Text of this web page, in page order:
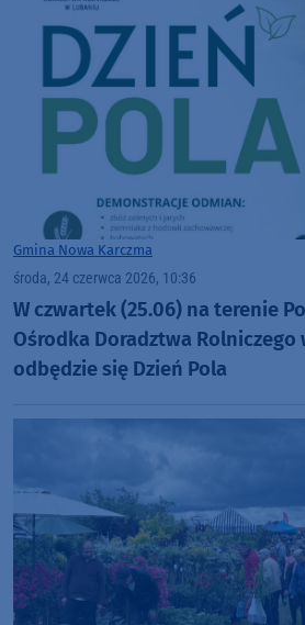
Gmina Nowa Karczma
środa, 24 czerwca 2026, 10:36
W czwartek (25.06) na terenie
Ośrodka Doradztwa Rolniczego
odbędzie się Dzień Pola